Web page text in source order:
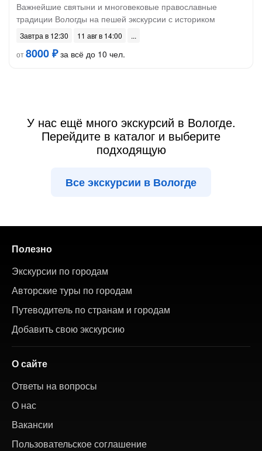
Важнейшие святыни и многовековые православные
традиции Вологды на пешей экскурсии с историком
Завтра в 12:30
11 авг в 14:00
от8000 ₽за всё до 10 чел.
У нас ещё много экскурсий в Вологде.
Перейдите в каталог и выберите
подходящую
Все экскурсии в Вологде
Полезно
Экскурсии по городам
Авторские туры по городам
Путеводитель по странам и городам
Добавить свою экскурсию
О сайте
Ответы на вопросы
О нас
Вакансии
Пользовательское соглашение